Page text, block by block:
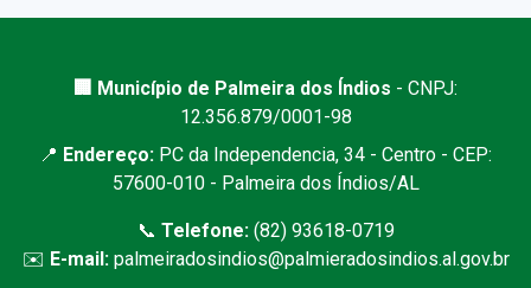
🏢 Município de Palmeira dos Índios - CNPJ:
12.356.879/0001-98
📍 Endereço: PC da Independencia, 34 - Centro - CEP:
57600-010 - Palmeira dos Índios/AL
📞 Telefone:(82) 93618-0719
✉️ E-mail: palmeiradosindios@palmieradosindios.al.gov.br